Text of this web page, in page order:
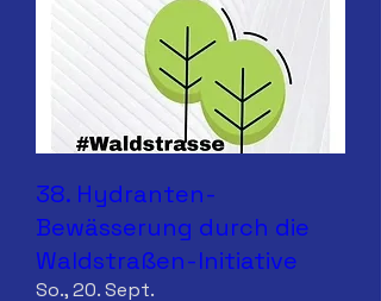
38. Hydranten-
Bewässerung durch die
Waldstraßen-Initiative
So., 20. Sept.